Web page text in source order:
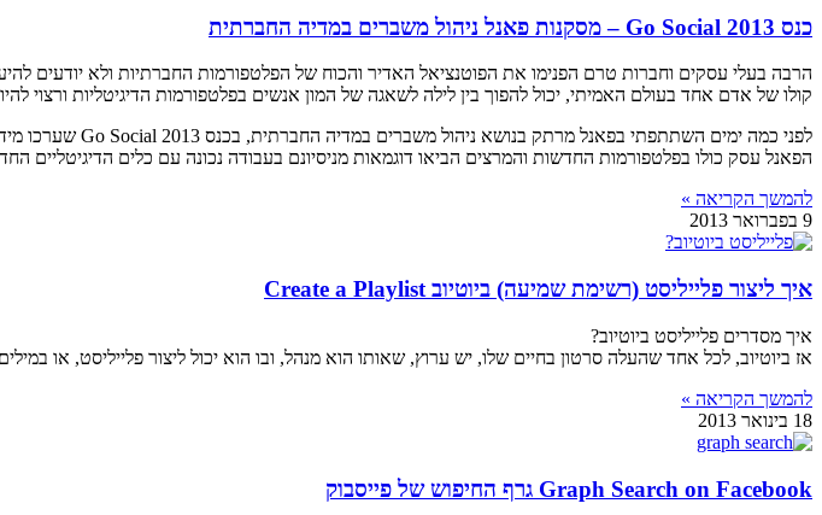
כנס Go Social 2013 – מסקנות פאנל ניהול משברים במדיה החברתית
הרבה בעלי עסקים וחברות טרם הפנימו את הפוטנציאל האדיר והכוח של הפלטפורמות החברתיות ולא יודעים
קולו של אדם אחד בעולם האמיתי, יכול להפוך בין לילה לשאגה של המון אנשים בפלטפורמות הדיגיטליות ורצוי
לפני כמה ימים השתתפתי בפאנל מרתק בנושא ניהול משברים במדיה החברתית, בכנס Go Social 2013 שערכו מידע כנסים.
הפאנל עסק כולו בפלטפורמות החדשות והמרצים הביאו דוגמאות מניסיונם בעבודה נכונה עם כלים הדיגיטליים
להמשך הקריאה »
9 בפברואר 2013
איך ליצור פלייליסט (רשימת שמיעה) ביוטיוב Create a Playlist
איך מסדרים פלייליסט ביוטיוב?
אז ביוטיוב, לכל אחד שהעלה סרטון בחיים שלו, יש ערוץ, שאותו הוא מנהל, ובו הוא יכול ליצור פלייליסט, או
להמשך הקריאה »
18 בינואר 2013
Graph Search on Facebook גרף החיפוש של פייסבוק